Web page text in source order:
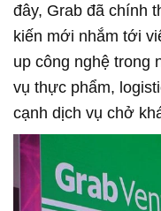
đây, Grab đã chính
kiến mới nhắm tới
up công nghệ trong
vụ thực phẩm,
cạnh dịch vụ chở